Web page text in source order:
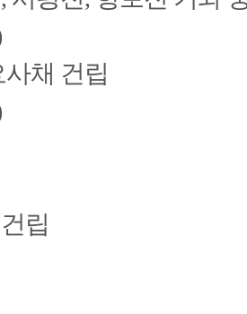
채 건립
립